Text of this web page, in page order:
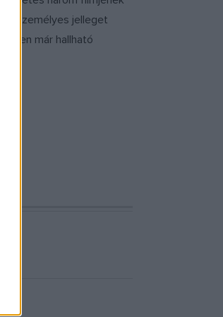
személyes jelleget
már hallható